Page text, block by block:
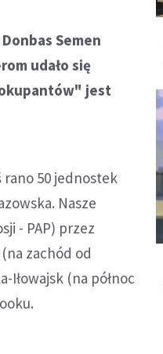
Semen
udało się
jest
rano 50 jednostek
Nasze
- PAP) przez
zachód od
Iłowajsk (na północ